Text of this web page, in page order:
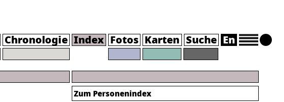
Chronologie Index Fotos Karten Suche En
Zum Personenindex